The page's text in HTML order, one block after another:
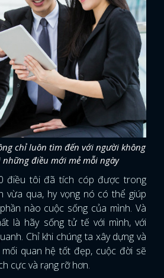
chỉ luôn tìm đến với người không
điều mới mẻ mỗi ngày
điều tôi đã tích cóp được trong
vừa qua, hy vọng nó có thể giúp
nào cuộc sống của mình. Và
là hãy sống tử tế với mình, với
Chỉ khi chúng ta xây dựng và
quan hệ tốt đẹp, cuộc đời sẽ
cực và rạng rỡ hơn.